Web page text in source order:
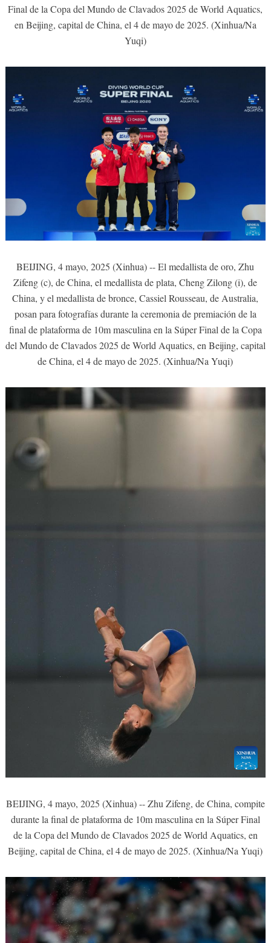
Final de la Copa del Mundo de Clavados 2025 de World Aquatics,
en Beijing, capital de China, el 4 de mayo de 2025. (Xinhua/Na
Yuqi)
BEIJING, 4 mayo, 2025 (Xinhua) -- El medallista de oro, Zhu
Zifeng (c), de China, el medallista de plata, Cheng Zilong (i), de
China, y el medallista de bronce, Cassiel Rousseau, de Australia,
posan para fotografías durante la ceremonia de premiación de la
final de plataforma de 10m masculina en la Súper Final de la Copa
del Mundo de Clavados 2025 de World Aquatics, en Beijing, capital
de China, el 4 de mayo de 2025. (Xinhua/Na Yuqi)
BEIJING, 4 mayo, 2025 (Xinhua) -- Zhu Zifeng, de China, compite
durante la final de plataforma de 10m masculina en la Súper Final
de la Copa del Mundo de Clavados 2025 de World Aquatics, en
Beijing, capital de China, el 4 de mayo de 2025. (Xinhua/Na Yuqi)